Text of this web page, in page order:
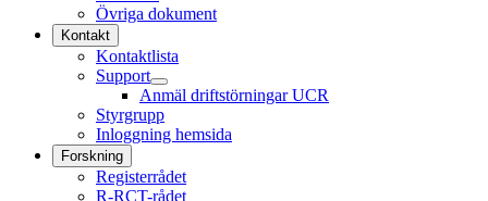
Övriga dokument
Kontakt
Kontaktlista
Support
Anmäl driftstörningar UCR
Styrgrupp
Inloggning hemsida
Forskning
Registerrådet
R-RCT-rådet